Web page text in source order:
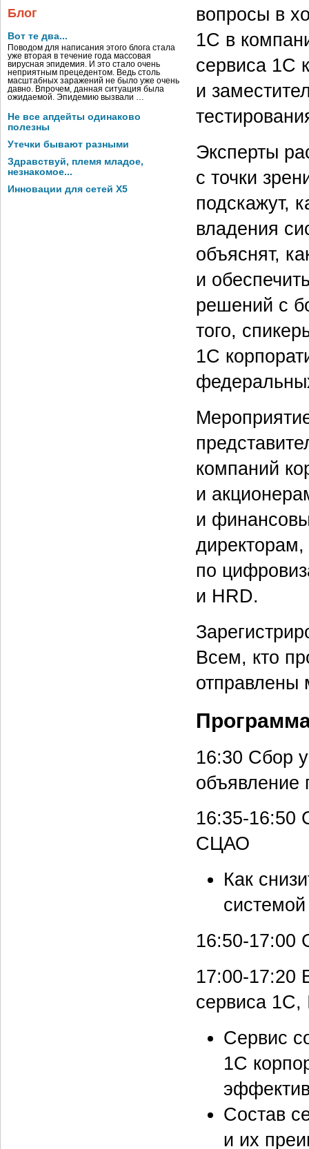
Блог
Вот те два...
Поводом для написания этого блога стала
уже вторая в течение года массовая
вирусная эпидемия. И это стало очень
неприятным прецедентом. Ведь столь
масштабных заражений не было уже очень
давно. Впрочем, данная ситуация была
ожидаемой. Эпидемию вызвали …
Не все апдейты одинаково
полезны
Утечки бывают разными
Здравствуй, племя младое,
незнакомое...
Инновации для сетей X5
вопросы в
1С в
сервиса 1С
и
Эксперты
с точки
подскажут,
владения
объяснят,
и
решений с
того,
1С
компаний
и
и
по
и HRD.
Всем, кто
отправлены
16:30 Сбор
объявление
16:35-16:50
СЦАО
Как
16:50-17:00
17:00-17:20
сервиса 1С,
Сервис
1С
Состав
и их